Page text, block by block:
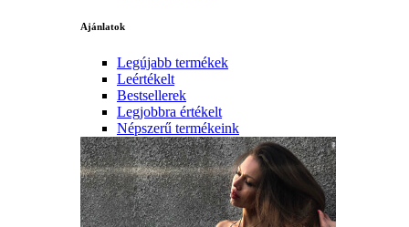
Ajánlatok
Legújabb termékek
Leértékelt
Bestsellerek
Legjobbra értékelt
Népszerű termékeink